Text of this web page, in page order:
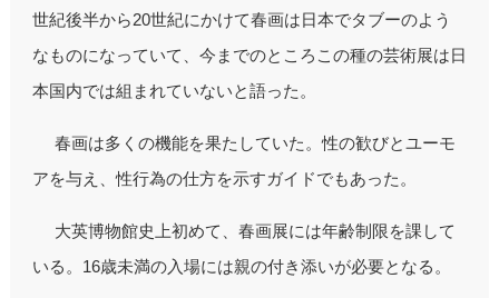
世紀後半から20世紀にかけて春画は日本でタブーのよう
なものになっていて、今までのところこの種の芸術展は日
本国内では組まれていないと語った。
春画は多くの機能を果たしていた。性の歓びとユーモ
アを与え、性行為の仕方を示すガイドでもあった。
大英博物館史上初めて、春画展には年齢制限を課して
いる。16歳未満の入場には親の付き添いが必要となる。